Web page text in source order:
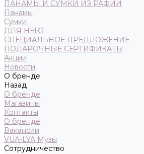
ПАНАМЫ И СУМКИ ИЗ РАФИИ
Панамы
Сумки
ДЛЯ НЕГО
СПЕЦИАЛЬНОЕ ПРЕДЛОЖЕНИЕ
ПОДАРОЧНЫЕ СЕРТИФИКАТЫ
Акции
Новости
О бренде
Назад
О бренде
Магазины
Контакты
О бренде
Вакансии
VUA-LYA Музы
Сотрудничество